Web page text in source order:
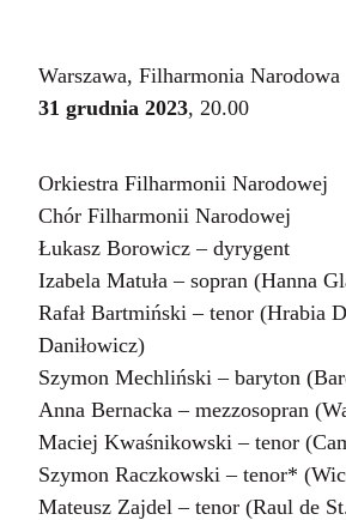
Warszawa, Filharmonia Narodowa
31 grudnia 2023, 20.00
Orkiestra Filharmonii Narodowej
Chór Filharmonii Narodowej
Łukasz Borowicz – dyrygent
Izabela Matuła – sopran (Hanna
Rafał Bartmiński – tenor (Hrabia
Daniłowicz)
Szymon Mechliński – baryton
Anna Bernacka – mezzosopran
Maciej Kwaśnikowski – tenor
Szymon Raczkowski – tenor*
Mateusz Zajdel – tenor (Raul de